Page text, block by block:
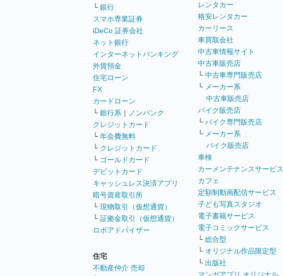
└ 銀行
スマホ専業証券
iDeCo 証券会社
ネット銀行
インターネットバンキング
外貨預金
住宅ローン
FX
カードローン
└ 銀行系 ｜
ノンバンク
クレジットカード
└ 年会費無料
└ クレジットカード
└ ゴールドカード
デビットカード
キャッシュレス決済アプリ
暗号資産取引所
└ 現物取引（仮想通貨）
└ 証拠金取引（仮想通貨）
ロボアドバイザー
住宅
不動産仲介 売却
レンタカー
格安レンタカー
カーリース
車買取会社
中古車情報サイト
中古車販売店
└ 中古車専門販売店
└ メーカー系
中古車販売店
バイク販売店
└ バイク専門販売店
└ メーカー系
バイク販売店
車検
カーメンテナンスサービス
カフェ
定額制動画配信サービス
子ども写真スタジオ
電子書籍サービス
電子コミックサービス
└ 総合型
└ オリジナル作品限定型
└ 出版社